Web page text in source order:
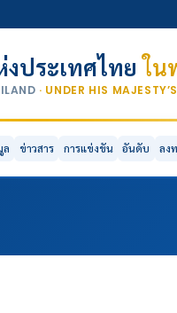
ประเทศไทยใน
· UNDER HIS
ล ข่าวสาร การแข่งขัน อันดับ ลง